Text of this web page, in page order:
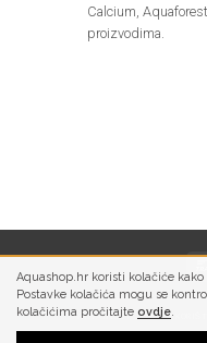
Aquashop.hr koristi kolačiće
Postavke kolačića mogu se
kolačićima pročitajte ovdje
Calcium,
proizvodima.
PRIVATNOST UVJETI